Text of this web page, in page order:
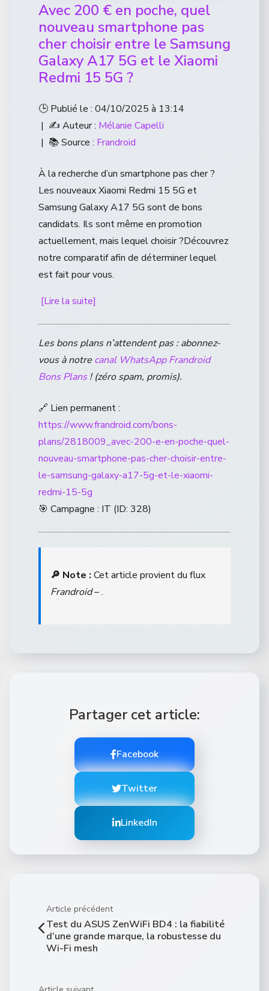
Avec 200 € en poche, quel
nouveau smartphone pas
cher choisir entre le Samsung
Galaxy A17 5G et le Xiaomi
Redmi 15 5G ?
🕒 Publié le : 04/10/2025 à 13:14
| ✍️ Auteur : Mélanie Capelli
| 📚 Source : Frandroid
À la recherche d’un smartphone pas cher ?
Les nouveaux Xiaomi Redmi 15 5G et
Samsung Galaxy A17 5G sont de bons
candidats. Ils sont même en promotion
actuellement, mais lequel choisir ?Découvrez
notre comparatif afin de déterminer lequel
est fait pour vous.
[Lire la suite]
Les bons plans n’attendent pas : abonnez-
vous à notre canal WhatsApp Frandroid
Bons Plans! (zéro spam, promis).
🔗 Lien permanent :
https://www.frandroid.com/bons-
plans/2818009_avec-200-e-en-poche-quel-
nouveau-smartphone-pas-cher-choisir-entre-
le-samsung-galaxy-a17-5g-et-le-xiaomi-
redmi-15-5g
🎯 Campagne : IT (ID: 328)
🔎 Note : Cet article provient du flux
Frandroid– .
Partager cet article:
Facebook
Twitter
LinkedIn
Article précédent
Test du ASUS ZenWiFi BD4 : la fiabilité
d’une grande marque, la robustesse du
Wi-Fi mesh